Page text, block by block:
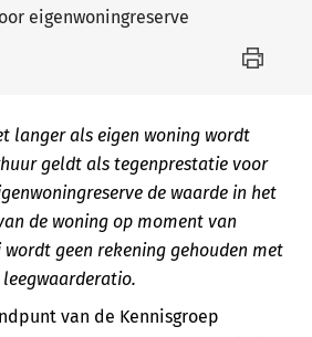
eigenwoningreserve
langer als eigen woning wordt
geldt als tegenprestatie voor
de waarde in het
de woning op moment van
geen rekening gehouden met
leegwaarderatio.
van de Kennisgroep